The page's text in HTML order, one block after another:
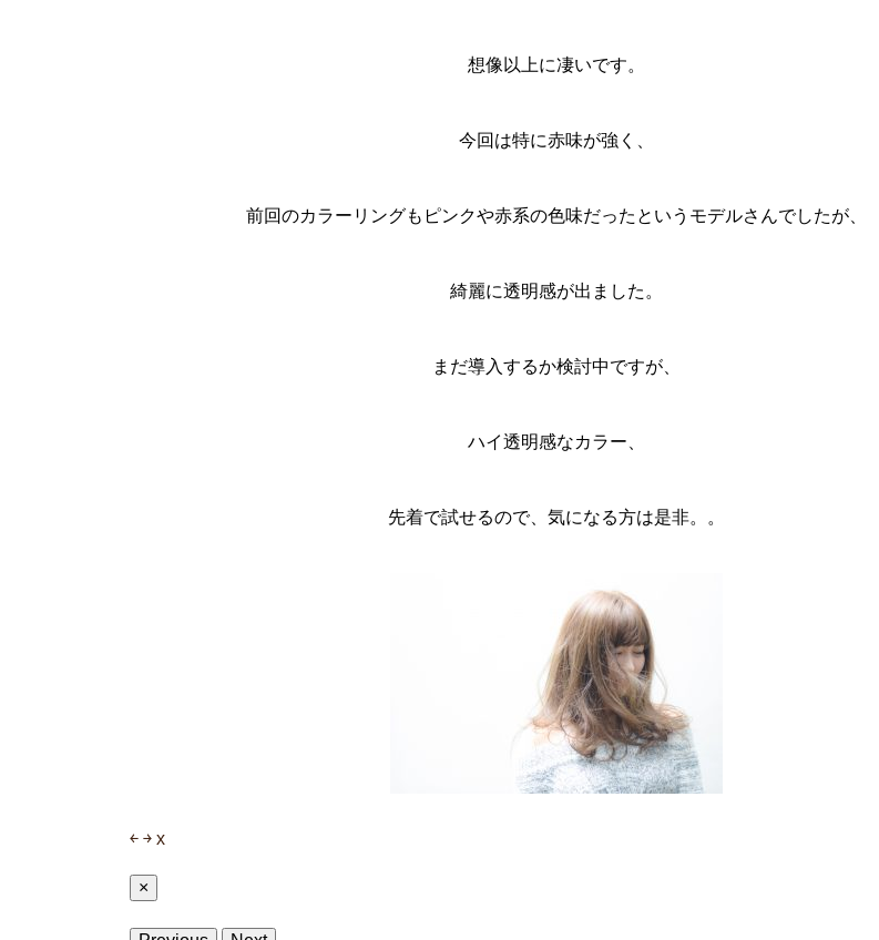
想像以上に凄いです。
今回は特に赤味が強く、
前回のカラーリングもピンクや赤系の色味だったというモデルさんでしたが、
綺麗に透明感が出ました。
まだ導入するか検討中ですが、
ハイ透明感なカラー、
先着で試せるので、気になる方は是非。。
￩ ￫ x
×